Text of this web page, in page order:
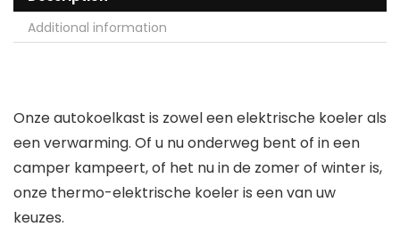
Additional information
Onze autokoelkast is zowel een elektrische koeler als
een verwarming. Of u nu onderweg bent of in een
camper kampeert, of het nu in de zomer of winter is,
onze thermo-elektrische koeler is een van uw
keuzes.